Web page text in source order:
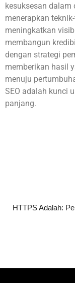
kesuksesan
menerapkan
meningkatkan
membangun
dengan strategi
memberikan hasil
menuju
SEO adalah kunci
panjang.